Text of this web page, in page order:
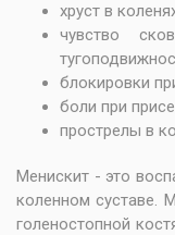
хруст в
чувство
блокировки
боли при
прострелы в
Менискит - это
коленном суставе.
голеностопной